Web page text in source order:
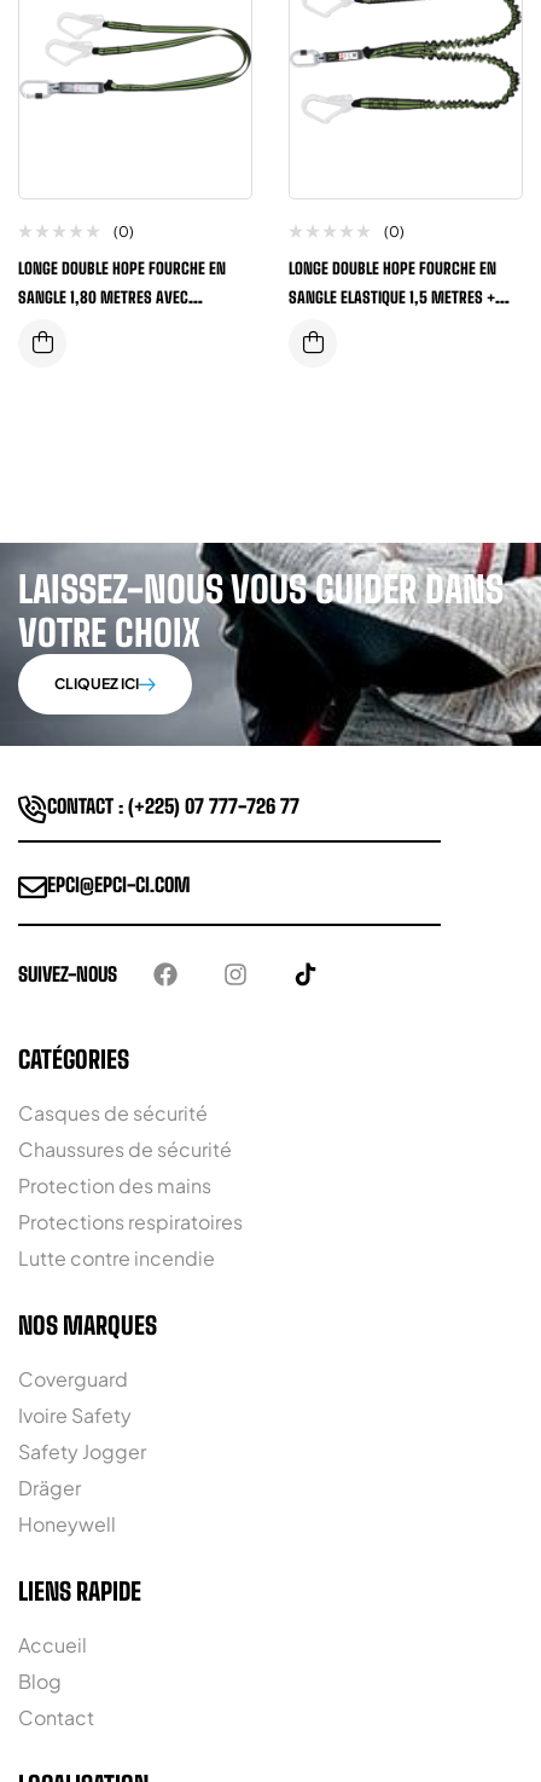
(0)
LONGE DOUBLE HOPE FOURCHE EN
SANGLE 1,80 METRES AVEC
ABSORBEUR D’ENERGIE
(0)
LONGE DOUBLE HOPE FOURCHE EN
SANGLE ELASTIQUE 1,5 METRES +
ABSORBEUR D’ENERGIE
LAISSEZ-NOUS VOUS GUIDER DANS
VOTRE CHOIX
CLIQUEZ ICI
CONTACT : (+225) 07 777-726 77
EPCI@EPCI-CI.COM
SUIVEZ-NOUS
CATÉGORIES
Casques de sécurité
Chaussures de sécurité
Protection des mains
Protections respiratoires
Lutte contre incendie
NOS MARQUES
Coverguard
Ivoire Safety
Safety Jogger
Dräger
Honeywell
LIENS RAPIDE
Accueil
Blog
Contact